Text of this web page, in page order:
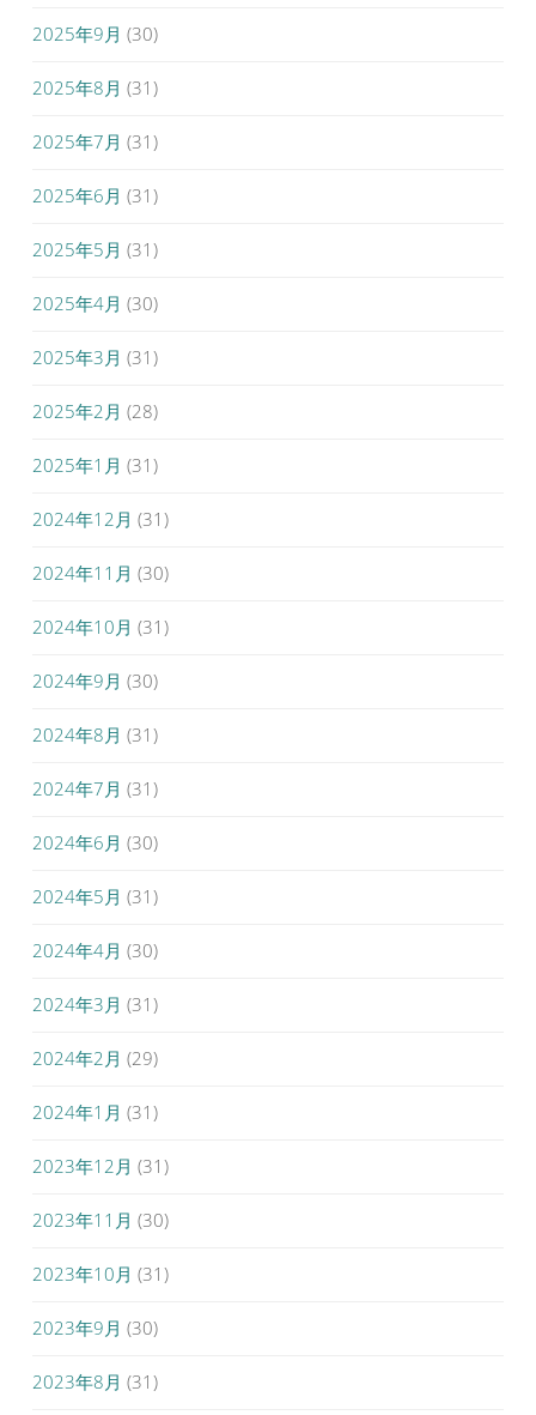
2025年9月 (30)
2025年8月 (31)
2025年7月 (31)
2025年6月 (31)
2025年5月 (31)
2025年4月 (30)
2025年3月 (31)
2025年2月 (28)
2025年1月 (31)
2024年12月 (31)
2024年11月 (30)
2024年10月 (31)
2024年9月 (30)
2024年8月 (31)
2024年7月 (31)
2024年6月 (30)
2024年5月 (31)
2024年4月 (30)
2024年3月 (31)
2024年2月 (29)
2024年1月 (31)
2023年12月 (31)
2023年11月 (30)
2023年10月 (31)
2023年9月 (30)
2023年8月 (31)